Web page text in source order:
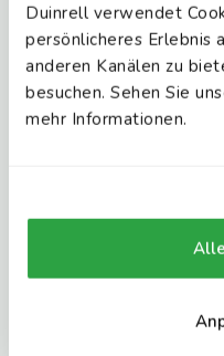
Duinrell verwendet
persönlicheres Erlebnis
anderen Kanälen zu
besuchen. Sehen Sie
mehr Informationen.
8 4